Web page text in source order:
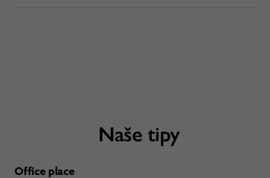
Naše tipy
Office place